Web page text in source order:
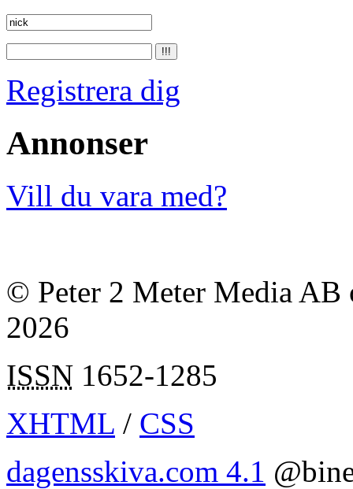
Registrera dig
Annonser
Vill du vara med?
© Peter 2 Meter Media AB
2026
ISSN 1652-1285
XHTML / CSS
dagensskiva.com 4.1